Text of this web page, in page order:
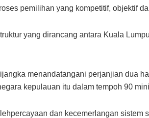
pemilihan yang kompetitif, objektif
yang dirancang antara Kuala
menandatangani perjanjian dua
kepulauan itu dalam tempoh 90
dan kecemerlangan